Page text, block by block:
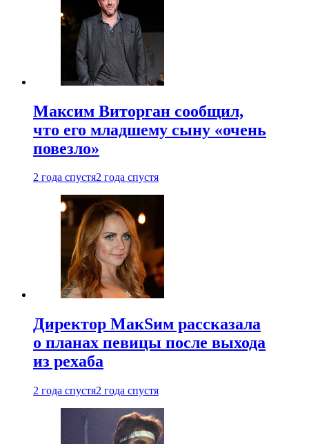
Максим Виторган сообщил,
что его младшему сыну «очень
повезло»
2 года спустя2 года спустя
Директор МакSим рассказала
о планах певицы после выхода
из рехаба
2 года спустя2 года спустя